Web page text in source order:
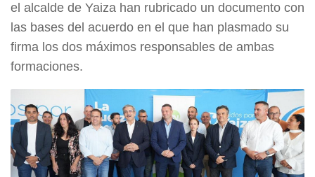
el alcalde de Yaiza han rubricado un documento con
las bases del acuerdo en el que han plasmado su
firma los dos máximos responsables de ambas
formaciones.